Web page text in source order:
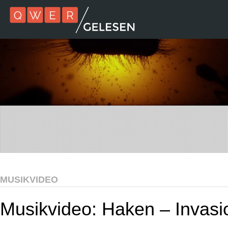
MUSIKVIDEO
Musikvideo: Haken –